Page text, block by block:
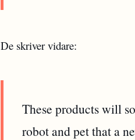
De skriver vidare:
These products will
robot and pet that a